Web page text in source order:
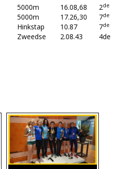
5000m 16.08,68 2de
5000m 17.26,30 7de
Hinkstap 10.87 7de
Zweedse 2.08.43 4de